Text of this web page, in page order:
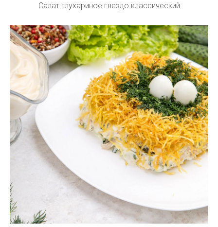
Салат глухариное гнездо классический